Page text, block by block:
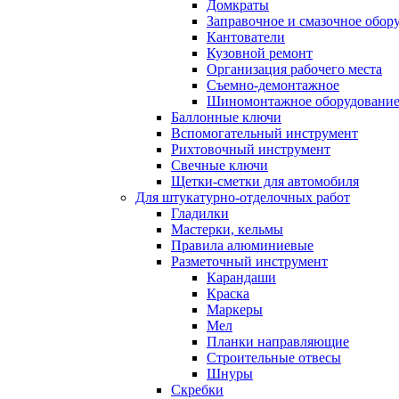
Домкраты
Заправочное и смазочное
Кантователи
Кузовной ремонт
Организация рабочего места
Съемно-демонтажное
Шиномонтажное оборудование
Баллонные ключи
Вспомогательный инструмент
Рихтовочный инструмент
Свечные ключи
Щетки-сметки для автомобиля
Для штукатурно-отделочных работ
Гладилки
Мастерки, кельмы
Правила алюминиевые
Разметочный инструмент
Карандаши
Краска
Маркеры
Мел
Планки направляющие
Строительные отвесы
Шнуры
Скребки